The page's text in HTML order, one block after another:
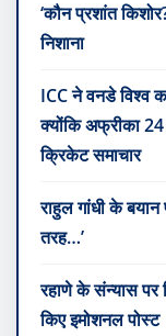
‘कौन प्रशांत
निशाना
ICC ने वनडे विश्व
क्योंकि अफ्रीका
क्रिकेट समाचार
राहुल गांधी के बयान
तरह…’
रहाणे के संन्यास पर
किए इमोशनल पोस्ट